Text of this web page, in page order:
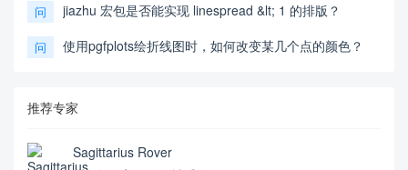
问 jiazhu 宏包是否能实现 linespread &lt; 1 的排版？
问 使用pgfplots绘折线图时，如何改变某几个点的颜色？
推荐专家
Sagittarius Rover